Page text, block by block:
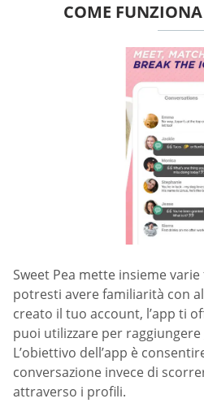
COME FUNZIONA
Sweet Pea mette insieme
potresti avere familiarità con
creato il tuo account, l’app ti
puoi utilizzare per
L’obiettivo dell’app è
conversazione invece di
attraverso i profili.